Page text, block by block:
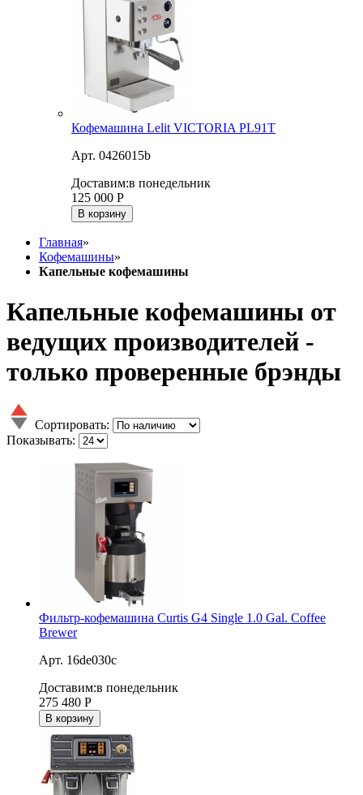
Кофемашина Lelit VICTORIA PL91T
Арт. 0426015b
Доставим:в понедельник
125 000 Р
В корзину
Главная»
Кофемашины»
Капельные кофемашины
Капельные кофемашины от
ведущих производителей -
только проверенные брэнды
Сортировать:
Показывать:
Фильтр-кофемашина Curtis G4 Single 1.0 Gal. Coffee
Brewer
Арт. 16de030c
Доставим:в понедельник
275 480 Р
В корзину